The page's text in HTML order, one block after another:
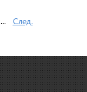
... След.